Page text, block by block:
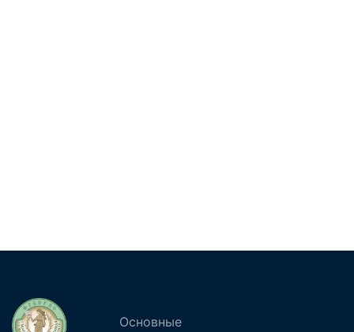
Основные